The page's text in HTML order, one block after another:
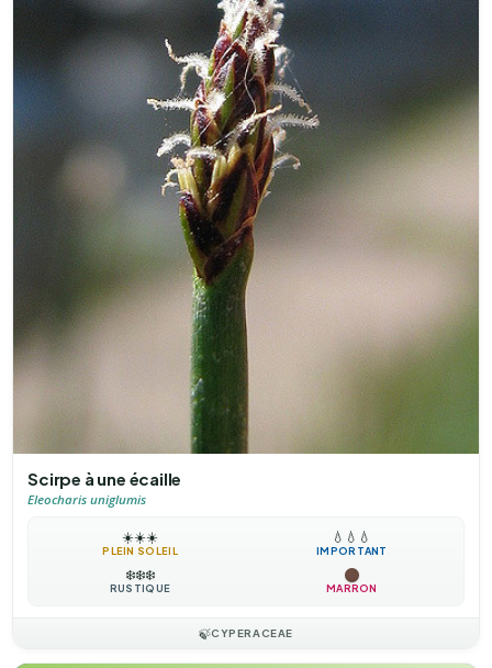
Scirpe à une écaille
Eleocharis uniglumis
☀️☀️☀️
PLEIN SOLEIL
💧 💧 💧
IMPORTANT
❄️❄️❄️
RUSTIQUE MARRON
🍃CYPERACEAE